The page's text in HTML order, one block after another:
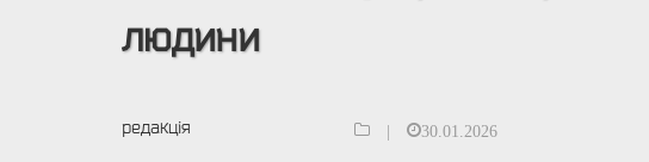
людини
редакція 30.01.2026